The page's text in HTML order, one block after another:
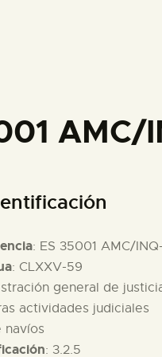
AMC/
: ES 35001 AMC/
: CLXXV-59
general de
actividades judiciales
navíos
: 3.2.5